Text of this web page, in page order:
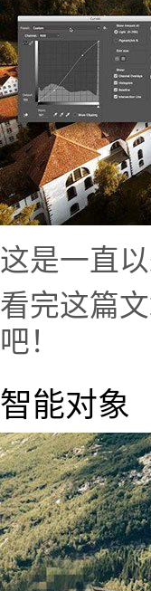
这是一直
看完这篇
吧！
智能对象